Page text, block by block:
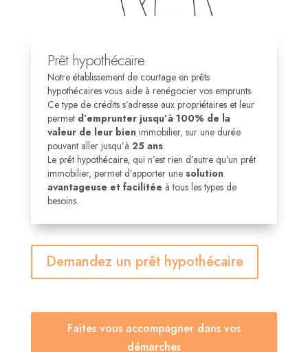
Prêt hypothécaire
Notre établissement de courtage en prêts
hypothécaires vous aide à renégocier vos emprunts.
Ce type de crédits s’adresse aux propriétaires et leur
permet d’emprunter jusqu’à 100% de la
valeur de leur bienimmobilier, sur une durée
pouvant aller jusqu’à 25 ans.
Le prêt hypothécaire, qui n’est rien d’autre qu’un prêt
immobilier, permet d’apporter une solution
avantageuse et facilitée à tous les types de
besoins.
Demandez un prêt hypothécaire
Faites vous accompagner dans vos
démarches